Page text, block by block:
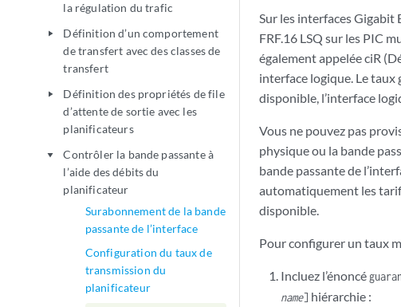
la régulation du trafic
play_arrow
Définition d’un comportement
de transfert avec des classes de
transfert
play_arrow
Définition des propriétés de file
d’attente de sortie avec les
planificateurs
play_arrow
Contrôler la bande passante à
l’aide des débits du
planificateur
Surabonnement de la bande
passante de l’interface
Configuration du taux de
transmission du
planificateur
Sur les interfaces Gigabit
FRF.16 LSQ sur les PIC
également appelée ciR
interface logique. Le taux
disponible, l’interface
Vous ne pouvez pas
physique ou la bande
bande passante de
automatiquement les
disponible.
Pour configurer un taux
Incluez l’énoncé
name] hiérarchie :